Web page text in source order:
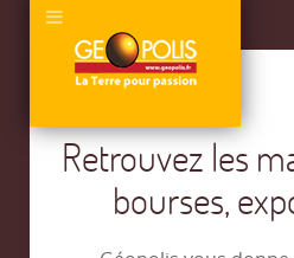
Retrouvez les
bourses,